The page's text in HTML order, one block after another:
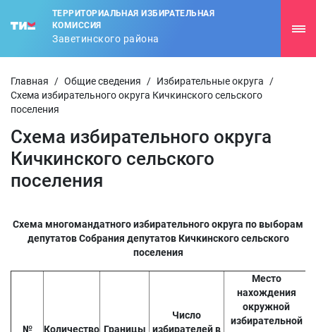
ТЕРРИТОРИАЛЬНАЯ ИЗБИРАТЕЛЬНАЯ
КОМИССИЯ
Заветинского района
Главная / Общие сведения / Избирательные округа
/
Схема избирательного округа Кичкинского сельского
поселения
Схема избирательного округа
Кичкинского сельского
поселения
Схема многомандатного избирательного округа по выборам
депутатов Собрания депутатов Кичкинского сельского
поселения
№ Количество Границы
Число
избирателей в
Место
нахождения
окружной
избирательной